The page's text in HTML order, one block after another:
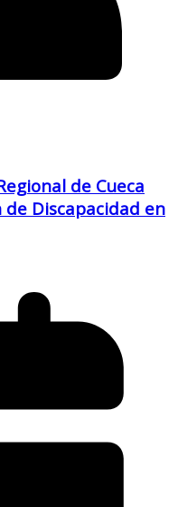
de Cueca
de Discapacidad en